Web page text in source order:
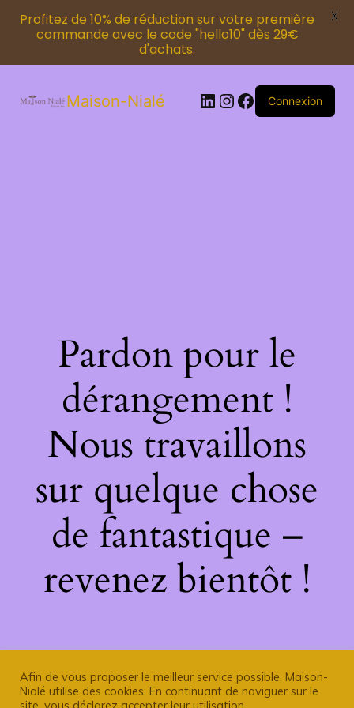
Maison-Nialé Connexion
Pardon pour le
dérangement !
Nous travaillons
sur quelque chose
de fantastique –
revenez bientôt !
Afin de vous proposer le meilleur service possible, Maison-
Nialé utilise des cookies. En continuant de naviguer sur le
Profitez de 10% de réduction sur votre première
commande avec le code "hello10" dès 29€
d'achats.
X